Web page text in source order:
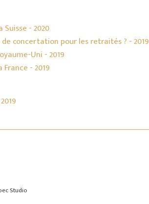
- 2020
concertation pour les retraités ? - 2019
Uni - 2019
- 2019
Studio